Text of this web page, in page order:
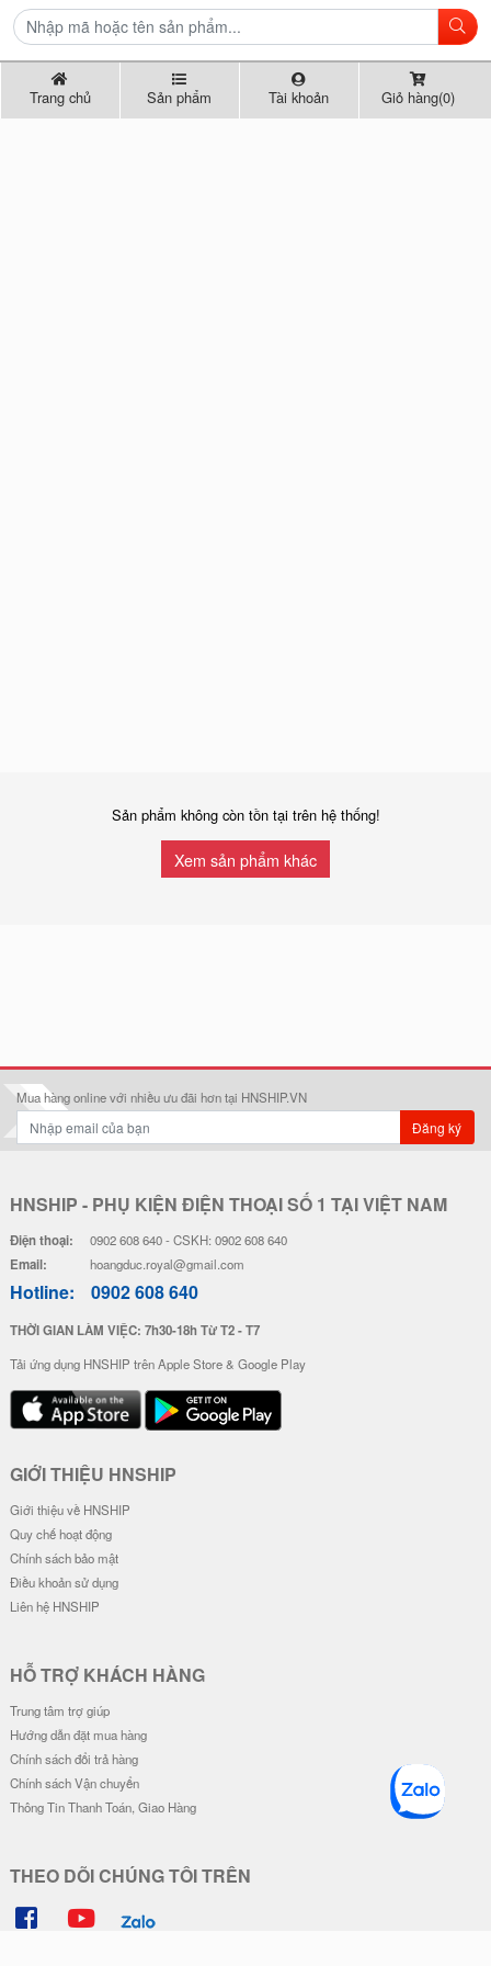
Sản phẩm không còn tồn tại trên hệ thống!
Xem sản phẩm khác
Trang chủ Sản phẩm Tài khoản Giỏ hàng(0)
Mua hàng online với nhiều ưu đãi hơn tại HNSHIP.VN
Đăng ký
HNSHIP - PHỤ KIỆN ĐIỆN THOẠI SỐ 1 TẠI VIỆT NAM
Điện thoại: 0902 608 640 - CSKH: 0902 608 640
Email: hoangduc.royal@gmail.com
Hotline: 0902 608 640
THỜI GIAN LÀM VIỆC: 7h30-18h Từ T2 - T7
Tải ứng dụng HNSHIP trên Apple Store & Google Play
GIỚI THIỆU HNSHIP
Giới thiệu về HNSHIP
Quy chế hoạt động
Chính sách bảo mật
Điều khoản sử dụng
Liên hệ HNSHIP
HỖ TRỢ KHÁCH HÀNG
Trung tâm trợ giúp
Hướng dẫn đặt mua hàng
Chính sách đổi trả hàng
Chính sách Vận chuyển
Thông Tin Thanh Toán, Giao Hàng
THEO DÕI CHÚNG TÔI TRÊN